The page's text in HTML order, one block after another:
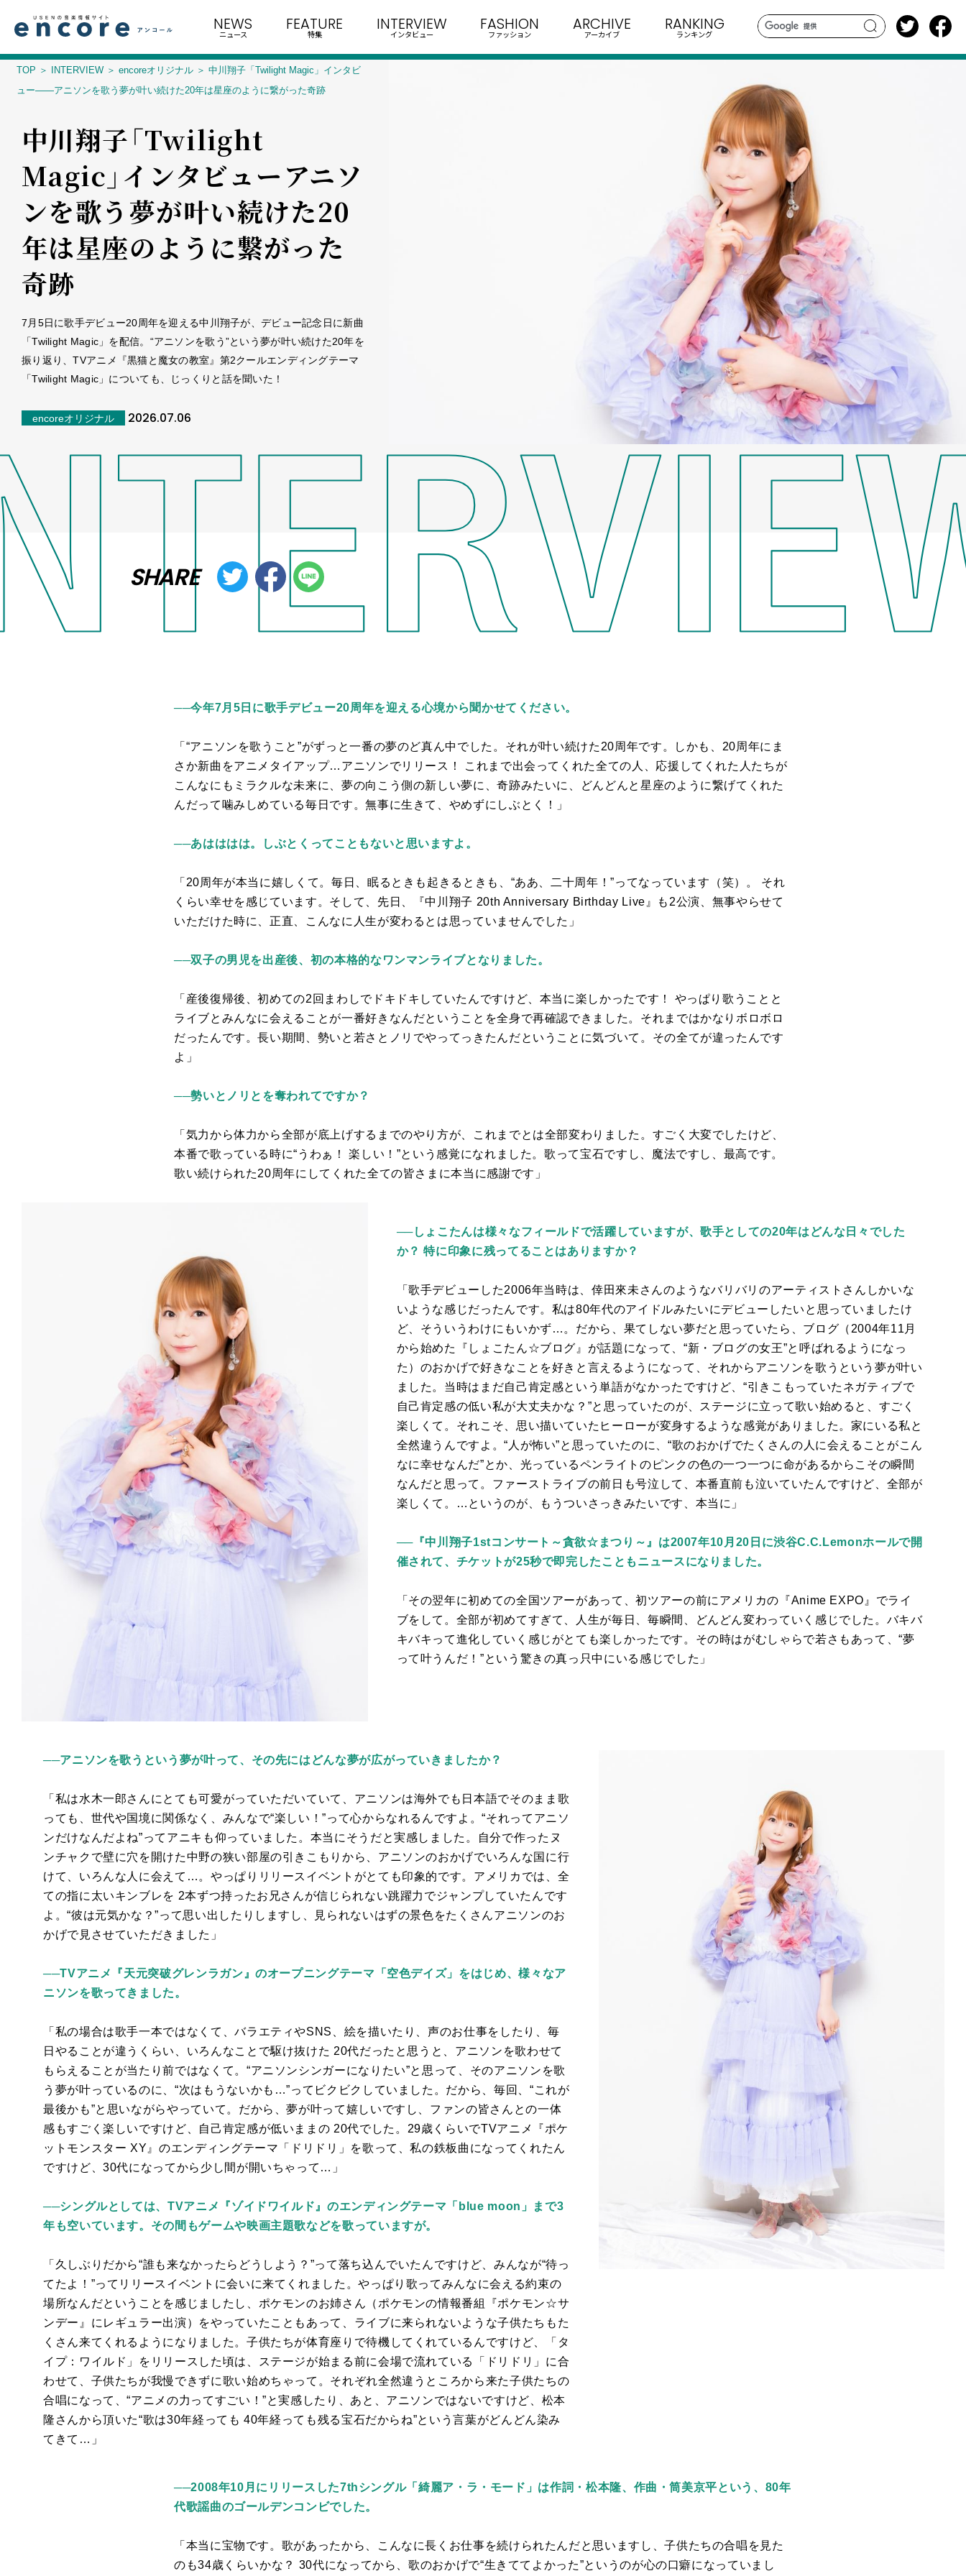
search
NEWS
ニュース
FEATURE
特集
INTERVIEW
インタビュー
FASHION
ファッション
ARCHIVE
アーカイブ
RANKING
ランキング
TOP INTERVIEW encoreオリジナル
中川翔子「Twilight Magic」インタビ
ュー――アニソンを歌う夢が叶い続けた20年は星座のように繋がった奇跡
中川翔子「Twilight
Magic」インタビュー――アニソ
ンを歌う夢が叶い続けた20
年は星座のように繋がった
奇跡
7月5日に歌手デビュー20周年を迎える中川翔子が、デビュー記念日に新曲
「Twilight Magic」を配信。“アニソンを歌う”という夢が叶い続けた20年を
振り返り、TVアニメ『黒猫と魔女の教室』第2クールエンディングテーマ
「Twilight Magic」についても、じっくりと話を聞いた！
encoreオリジナル 2026.07.06
SHARE
──今年7月5日に歌手デビュー20周年を迎える心境から聞かせてください。
「“アニソンを歌うこと”がずっと一番の夢のど真ん中でした。それが叶い続けた 20周年です。しかも、 20周年にま
さか新曲をアニメタイアップ…アニソンでリリース！ これまで出会ってくれた全ての人、応援してくれた人たちが
こんなにもミラクルな未来に、夢の向こう側の新しい夢に、奇跡みたいに、どんどんと星座のように繋げてくれた
んだって噛みしめている毎日です。無事に生きて、やめずにしぶとく！」
──あはははは。しぶとくってこともないと思いますよ。
「 20周年が本当に嬉しくて。毎日、眠るときも起きるときも、“ああ、二十周年！”ってなっています（笑）。 それ
くらい幸せを感じています。そして、先日、『中川翔子 20th Anniversary Birthday Live 』も 2公演、無事やらせて
いただけた時に、正直、こんなに人生が変わるとは思っていませんでした」
──双子の男児を出産後、初の本格的なワンマンライブとなりました。
「 産後復帰後、初めての2回まわしでドキドキしていたんですけど、本当に楽しかったです！ やっぱり歌うことと
ライブとみんなに会えることが一番好きなんだということを全身で再確認できました。それまではかなりボロボロ
だったんです。長い期間、勢いと若さとノリでやってっきたんだということに気づいて。その全てが違ったんです
よ」
──勢いとノリとを奪われてですか？
「気力から体力から全部が底上げするまでのやり方が、これまでとは全部変わりました。すごく大変でしたけど、
本番で歌っている時に“うわぁ！ 楽しい！”という感覚になれました。歌って宝石ですし、魔法ですし、最高です。
歌い続けられた20周年にしてくれた全ての皆さまに本当に感謝です」
──しょこたんは様々なフィールドで活躍していますが、歌手としての20年はどんな日々でした
か？ 特に印象に残ってることはありますか？
「歌手デビューした2006年当時は、倖田來未さんのようなバリバリのアーティストさんしかいな
いような感じだったんです。私は80年代のアイドルみたいにデビューしたいと思っていましたけ
ど、そういうわけにもいかず…。だから、果てしない夢だと思っていたら、ブログ（ 2004年11 月
から始めた『しょこたん☆ブログ』が話題になって、“新・ブログの女王”と呼ばれるようになっ
た）のおかげで好きなことを好きと言えるようになって、それからアニソンを歌うという夢が叶い
ました。当時はまだ自己肯定感という単語がなかったですけど、“引きこもっていたネガティブで
自己肯定感の低い私が大丈夫かな？”と思っていたのが、ステージに立って歌い始めると、すごく
楽しくて。それこそ、思い描いていたヒーローが変身するような感覚がありました。家にいる私と
全然違うんですよ。“人が怖い”と思っていたのに、“歌のおかげでたくさんの人に会えることがこん
なに幸せなんだ”とか、光っているペンライトのピンクの色の一つ一つに命があるからこその瞬間
なんだと思って。ファーストライブの前日も号泣して、本番直前も泣いていたんですけど、全部が
楽しくて。…というのが、もうついさっきみたいです、本当に」
──『中川翔子1stコンサート～貪欲☆まつり～』は2007年10月20日に渋谷C.C.Lemonホールで開
催されて、チケットが25秒で即完したこともニュースになりました。
「その翌年に初めての全国ツアーがあって、初ツアーの前にアメリカの『Anime EXPO 』でライ
ブをして。全部が初めてすぎて、人生が毎日、毎瞬間、どんどん変わっていく感じでした。バキバ
キバキって進化していく感じがとても楽しかったです。その時はがむしゃらで若さもあって、“夢
って叶うんだ！”という驚きの真っ只中にいる感じでした」
──アニソンを歌うという夢が叶って、その先にはどんな夢が広がっていきましたか？
「私は水木一郎さんにとても可愛がっていただいていて、アニソンは海外でも日本語でそのまま歌
っても、世代や国境に関係なく、みんなで“楽しい！”って心からなれるんですよ。“それってアニソ
ンだけなんだよね”ってアニキも仰っていました。本当にそうだと実感しました。自分で作ったヌ
ンチャクで壁に穴を開けた中野の狭い部屋の引きこもりから、アニソンのおかげでいろんな国に行
けて、いろんな人に会えて…。やっぱりリリースイベントがとても印象的です。アメリカでは、全
ての指に太いキンブレを 2本ずつ持ったお兄さんが信じられない跳躍力でジャンプしていたんです
よ。“彼は元気かな？”って思い出したりしますし、見られないはずの景色をたくさんアニソンのお
かげで見させていただきました」
──TVアニメ『天元突破グレンラガン』のオープニングテーマ「空色デイズ」をはじめ、様々なア
ニソンを歌ってきました。
「私の場合は歌手一本ではなくて、バラエティやSNS
、絵を描いたり、声のお仕事をしたり、毎
日やることが違うくらい、いろんなことで駆け抜けた 20代だったと思うと、アニソンを歌わせて
もらえることが当たり前ではなくて。“アニソンシンガーになりたい”と思って、そのアニソンを歌
う夢が叶っているのに、“次はもうないかも…”ってビクビクしていました。だから、毎回、“これが
最後かも”と思いながらやっていて。だから、夢が叶って嬉しいですし、ファンの皆さんとの一体
感もすごく楽しいですけど、自己肯定感が低いままの 20代でした。 29歳くらいでTVアニメ『ポケ
ットモンスター XY 』のエンディングテーマ「ドリドリ」を歌って、私の鉄板曲になってくれたん
ですけど、30代になってから少し間が開いちゃって…」
──シングルとしては、TVアニメ『ゾイドワイルド』のエンディングテーマ「blue moon」まで3
年も空いています。その間もゲームや映画主題歌などを歌っていますが。
「久しぶりだから“誰も来なかったらどうしよう？”って落ち込んでいたんですけど、みんなが“待っ
てたよ！”ってリリースイベントに会いに来てくれました。やっぱり歌ってみんなに会える約束の
場所なんだということを感じましたし、ポケモンのお姉さん（ポケモンの情報番組『ポケモン☆サ
ンデー』にレギュラー出演）をやっていたこともあって、ライブに来られないような子供たちもた
くさん来てくれるようになりました。子供たちが体育座りで待機してくれているんですけど、
「タ
イプ：ワイルド」
をリリースした頃は、ステージが始まる前に会場で流れている 「ドリドリ」 に合
わせて、子供たちが我慢できずに歌い始めちゃって。それぞれ全然違うところから来た子供たちの
合唱になって、“アニメの力ってすごい！”と実感したり、あと、アニソンではないですけど、松本
隆さんから頂いた“歌は30年経っても 40年経っても残る宝石だからね”という言葉がどんどん染み
てきて…」
──2008年10月にリリースした7thシングル「綺麗ア・ラ・モード」は作詞・松本隆、作曲・筒美京平という、80年
代歌謡曲のゴールデンコンビでした。
「本当に宝物です。歌があったから、こんなに長くお仕事を続けられたんだと思いますし、子供たちの合唱を見た
のも34歳くらいかな？ 30代になってから、歌のおかげで“生きててよかった”というのが心の口癖になっていまし